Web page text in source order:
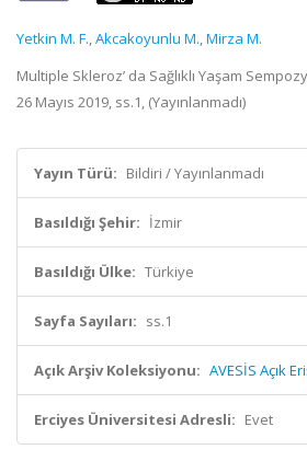
Yetkin M. F.,Akcakoyunlu M.,Mirza M.
Multiple Skleroz’ da Sağlıklı Yaşam
26 Mayıs 2019, ss.1, (Yayınlanmadı)
Yayın Türü: Bildiri / Yayınlanmadı
Basıldığı Şehir: İzmir
Basıldığı Ülke: Türkiye
Sayfa Sayıları: ss.1
Açık Arşiv Koleksiyonu: AVESİS Açık
Erciyes Üniversitesi Adresli: Evet